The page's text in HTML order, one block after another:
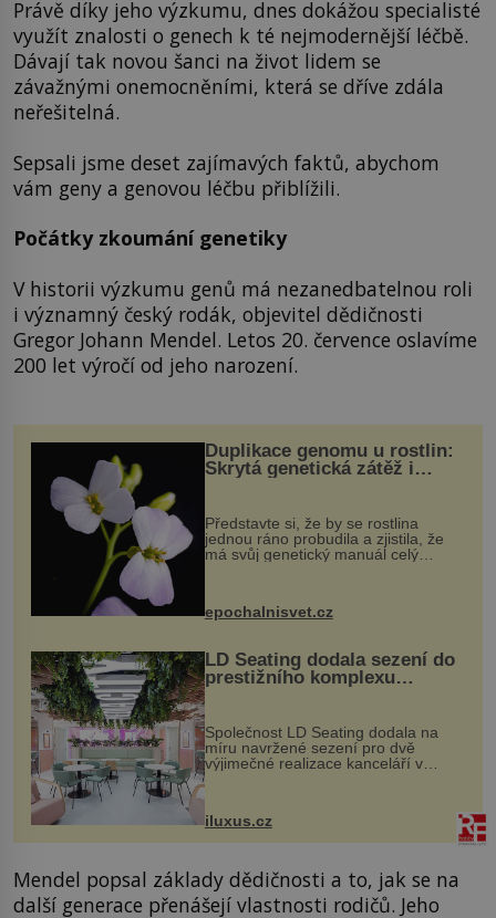
Právě díky jeho výzkumu, dnes dokážou specialisté
využít znalosti o genech k té nejmodernější léčbě.
Dávají tak novou šanci na život lidem se
závažnými onemocněními, která se dříve zdála
neřešitelná.
Sepsali jsme deset zajímavých faktů, abychom
vám geny a genovou léčbu přiblížili.
Počátky zkoumání genetiky
V historii výzkumu genů má nezanedbatelnou roli
i významný český rodák, objevitel dědičnosti
Gregor Johann Mendel. Letos 20. července oslavíme
200 let výročí od jeho narození.
Duplikace genomu u rostlin:
Skrytá genetická zátěž i
Představte si, že by se rostlina
jednou ráno probudila a zjistila, že
má svůj genetický manuál celý
vstupenka...
epochalnisvet.cz
LD Seating dodala sezení do
prestižního komplexu
MediaCityUK v Salfordu
Společnost LD Seating dodala na
míru navržené sezení pro dvě
výjimečné realizace kanceláří v
areálu MediaCityUK v anglickém
budov Media...
iluxus.cz
Mendel popsal základy dědičnosti a to, jak se na
další generace přenášejí vlastnosti rodičů. Jeho